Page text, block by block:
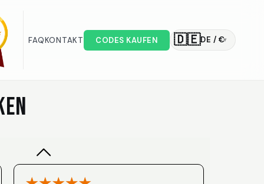
FAQKONTAKT CODES KAUFEN 🇩🇪DE / €▾